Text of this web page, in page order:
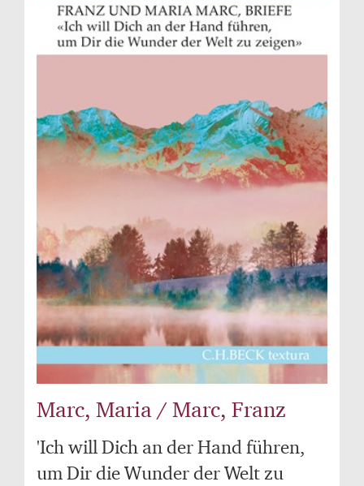
Marc, Maria / Marc, Franz
'Ich will Dich an der Hand führen,
um Dir die Wunder der Welt zu